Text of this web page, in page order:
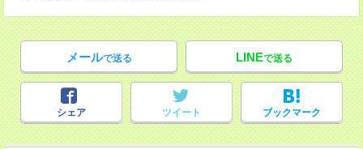
メールで送る LINEで送る
シェア ツイート ブックマーク